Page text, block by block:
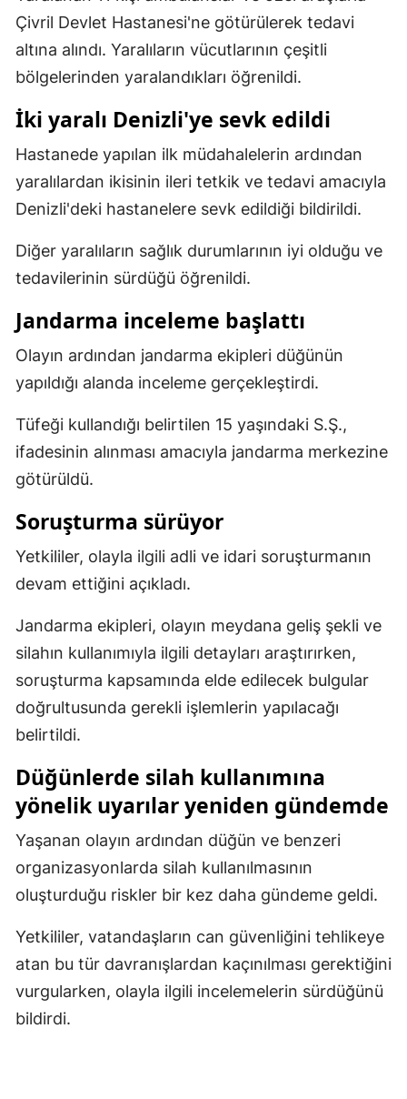
Malatya
Muğla
Muş
Nevşehir
Niğde
Ordu
Rize
Sivas
Tekirdağ
Tokat
Trabzon
Tunceli
Uşak
Van
Yozgat
Zonguldak
Bayburt
Karaman
Çivril Devlet Hastanesi'ne götürülerek tedavi
altına alındı. Yaralıların vücutlarının çeşitli
bölgelerinden yaralandıkları öğrenildi.
İki yaralı Denizli'ye sevk edildi
Hastanede yapılan ilk müdahalelerin ardından
yaralılardan ikisinin ileri tetkik ve tedavi amacıyla
Denizli'deki hastanelere sevk edildiği bildirildi.
Diğer yaralıların sağlık durumlarının iyi olduğu ve
tedavilerinin sürdüğü öğrenildi.
Jandarma inceleme başlattı
Olayın ardından jandarma ekipleri düğünün
yapıldığı alanda inceleme gerçekleştirdi.
Tüfeği kullandığı belirtilen 15 yaşındaki S.Ş.,
ifadesinin alınması amacıyla jandarma merkezine
götürüldü.
Soruşturma sürüyor
Yetkililer, olayla ilgili adli ve idari soruşturmanın
devam ettiğini açıkladı.
Jandarma ekipleri, olayın meydana geliş şekli ve
silahın kullanımıyla ilgili detayları araştırırken,
soruşturma kapsamında elde edilecek bulgular
doğrultusunda gerekli işlemlerin yapılacağı
belirtildi.
Düğünlerde silah kullanımına
yönelik uyarılar yeniden gündemde
Yaşanan olayın ardından düğün ve benzeri
organizasyonlarda silah kullanılmasının
oluşturduğu riskler bir kez daha gündeme geldi.
Yetkililer, vatandaşların can güvenliğini tehlikeye
atan bu tür davranışlardan kaçınılması gerektiğini
vurgularken, olayla ilgili incelemelerin sürdüğünü
bildirdi.